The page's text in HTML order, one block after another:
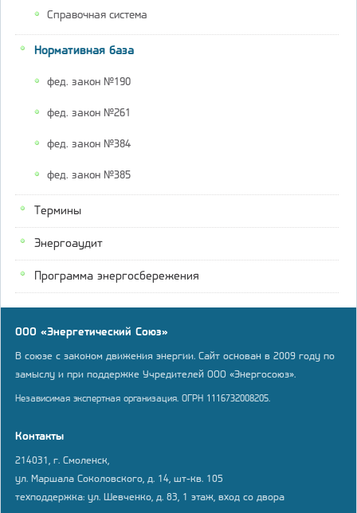
Справочная система
Нормативная база
фед. закон №190
фед. закон №261
фед. закон №384
фед. закон №385
Термины
Энергоаудит
Программа энергосбережения
ООО «Энергетический Союз»
В союзе с законом движения энергии. Сайт основан в 2009 году по
замыслу и при поддержке Учредителей ООО «Энергосоюз».
Независимая экспертная организация. ОГРН 1116732008205.
Контакты
214031, г. Смоленск,
ул. Маршала Соколовского, д. 14, шт-кв. 105
техподдержка: ул. Шевченко, д. 83, 1 этаж, вход со двора